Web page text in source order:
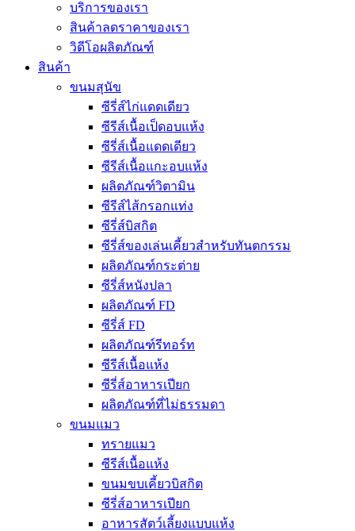
บริการของเรา
สินค้าลดราคาของเรา
วิดีโอผลิตภัณฑ์
สินค้า
ขนมสุนัข
ซีรี่ส์ไก่แดดเดียว
ซีรีส์เนื้อเป็ดอบแห้ง
ซีรี่ส์เนื้อแดดเดียว
ซีรีส์เนื้อแกะอบแห้ง
ผลิตภัณฑ์วิตามิน
ซีรีส์ไส้กรอกแท่ง
ซีรี่ส์บิสกิต
ซีรี่ส์ของเล่นเคี้ยวสำหรับทันตกรรม
ผลิตภัณฑ์กระต่าย
ซีรี่ส์หนังปลา
ผลิตภัณฑ์ FD
ซีรี่ส์ FD
ผลิตภัณฑ์รีทอร์ท
ซีรีส์เนื้อแห้ง
ซีรี่ส์อาหารเปียก
ผลิตภัณฑ์ที่ไม่ธรรมดา
ขนมแมว
ทรายแมว
ซีรีส์เนื้อแห้ง
ขนมขบเคี้ยวบิสกิต
ซีรี่ส์อาหารเปียก
อาหารสัตว์เลี้ยงแบบแห้ง